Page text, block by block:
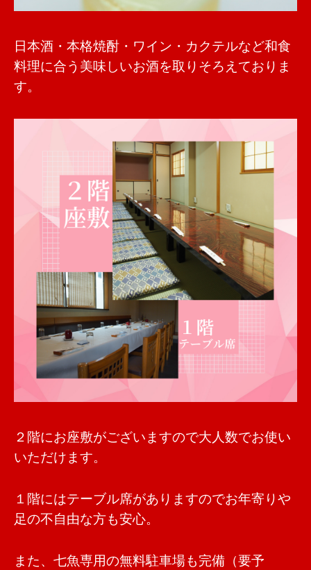
日本酒・本格焼酎・ワイン・カクテルなど和食
料理に合う美味しいお酒を取りそろえておりま
す。
２階にお座敷がございますので大人数でお使い
いただけます。
１階にはテーブル席がありますのでお年寄りや
足の不自由な方も安心。
また、七魚専用の無料駐車場も完備（要予